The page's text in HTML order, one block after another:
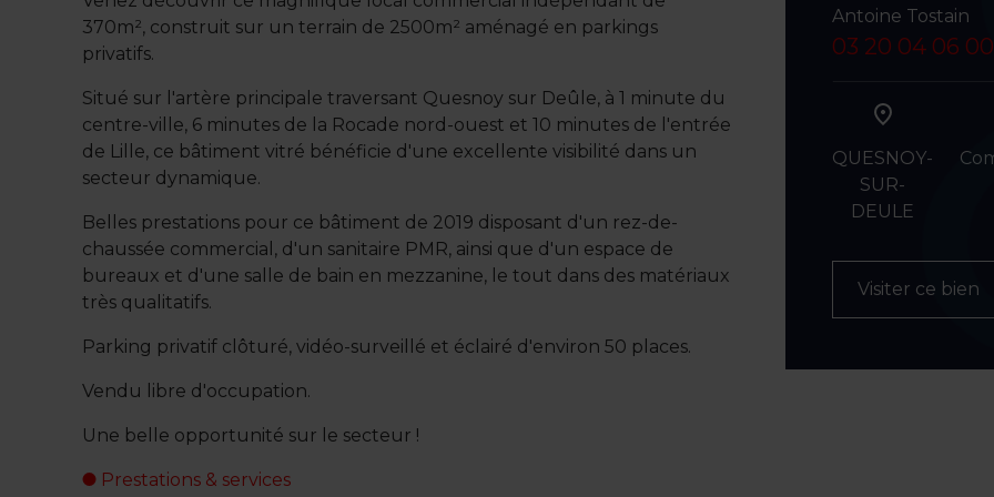
370m², construit sur un terrain de 2500m² aménagé en parkings
privatifs.
Situé sur l'artère principale traversant Quesnoy sur Deûle, à 1 minute du
centre-ville, 6 minutes de la Rocade nord-ouest et 10 minutes de l'entrée
de Lille, ce bâtiment vitré bénéficie d'une excellente visibilité dans un
secteur dynamique.
Belles prestations pour ce bâtiment de 2019 disposant d'un rez-de-
chaussée commercial, d'un sanitaire PMR, ainsi que d'un espace de
bureaux et d'une salle de bain en mezzanine, le tout dans des matériaux
très qualitatifs.
Parking privatif clôturé, vidéo-surveillé et éclairé d'environ 50 places.
Vendu libre d'occupation.
Une belle opportunité sur le secteur !
Prestations & services
Antoine Tostain
03 20 04 06 00
QUESNOY-
SUR-
DEULE
Visiter ce bien